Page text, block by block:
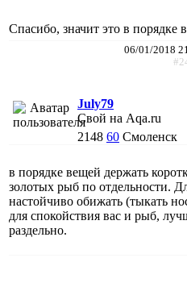
Спасибо, значит это в порядке
06/01/2018
July79
Свой на Aqa.ru
2148 60 Смоленск
в порядке вещей держать
золотых рыб по отдельности.
настойчиво обижать (тыкать
для спокойствия вас и рыб,
раздельно.